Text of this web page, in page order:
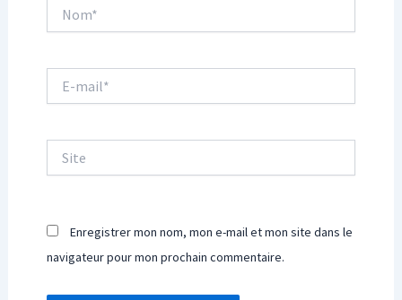
mail*
Enregistrer mon nom, mon e-mail et mon site dans le
navigateur pour mon prochain commentaire.